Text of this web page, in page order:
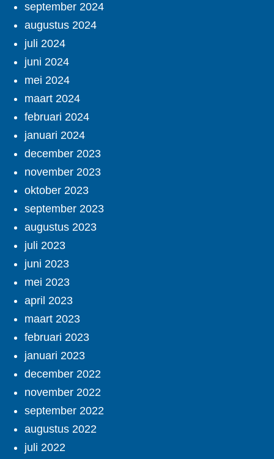
september 2024
augustus 2024
juli 2024
juni 2024
mei 2024
maart 2024
februari 2024
januari 2024
december 2023
november 2023
oktober 2023
september 2023
augustus 2023
juli 2023
juni 2023
mei 2023
april 2023
maart 2023
februari 2023
januari 2023
december 2022
november 2022
september 2022
augustus 2022
juli 2022